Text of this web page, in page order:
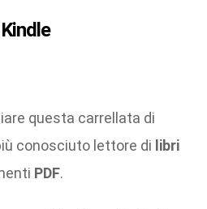
Kindle
questa carrellata di
conosciuto lettore di libri
PDF.